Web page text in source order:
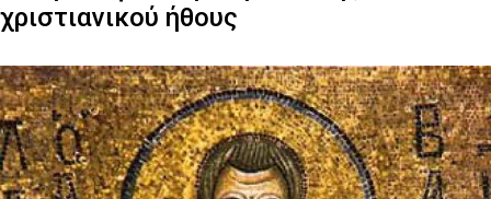
χριστιανικού ήθους